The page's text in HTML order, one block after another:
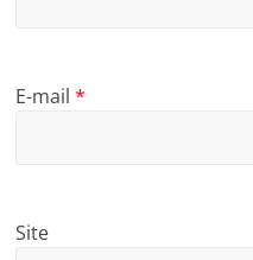
E-mail*
Site